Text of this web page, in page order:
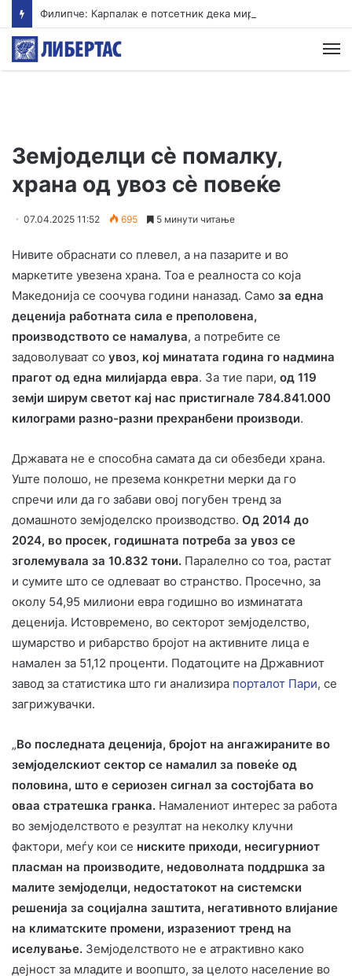
Земјоделци сѐ помалку,
храна од увоз сѐ повеќе
07.04.2025 11:52 695 5 минути читање
Нивите обраснати со плевел, а на пазарите и во
маркетите увезена храна. Тоа е реалноста со која
Македонија се соочува години наназад. Само за една
деценија работната сила е преполовена,
производството се намалува, а потребите се
задоволуваат со увоз, кој минатата година го надмина
прагот од една милијарда евра. За тие пари, од 119
земји ширум светот кај нас пристигнале 784.841.000
килограми разно-разни прехранбени производи.
Државата не е способна самата да си обезбеди храна.
Уште полошо, не презема конкретни мерки да го
спречи или да го забави овој погубен тренд за
домашното земјоделско производство. Од 2014 до
2024, во просек, годишната потреба за увоз се
зголемувала за 10.832 тони. Паралелно со тоа, растат
и сумите што се одлеваат во странство. Просечно, за
околу 54,95 милиони евра годишно во изминатата
деценија. Истовремено, во секторот земјоделство,
шумарство и рибарство бројот на активните лица е
намален за 51,12 проценти. Податоците на Државниот
завод за статистика што ги анализира порталот Пари, се
загрижувачки.
„Во последната деценија, бројот на ангажираните во
земјоделскиот сектор се намалил за повеќе од
половина, што е сериозен сигнал за состојбата во
оваа стратешка гранка. Намалениот интерес за работа
во земјоделството е резултат на неколку клучни
фактори, меѓу кои се ниските приходи, несигурниот
пласман на производите, недоволната поддршка за
малите земјоделци, недостатокот на системски
решенија за социјална заштита, негативното влијание
на климатските промени, изразениот тренд на
иселување. Земјоделството не е атрактивно како
дејност за младите и воопшто, за целото население во